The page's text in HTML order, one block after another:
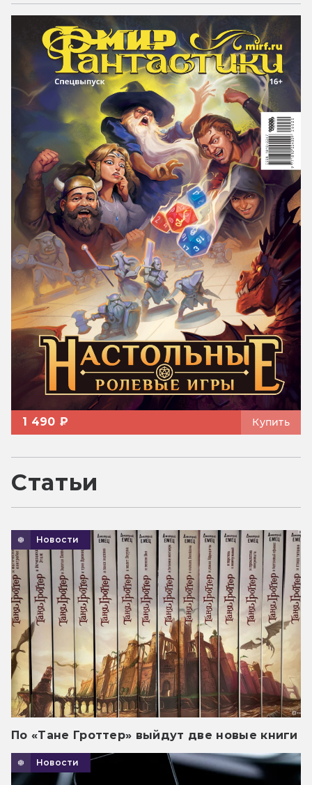
1 490 ₽ Купить
Статьи
Новости
По «Тане Гроттер» выйдут две новые книги
Новости